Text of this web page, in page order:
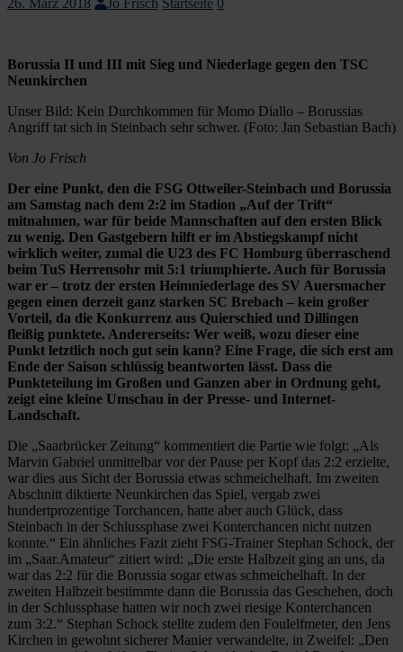
Borussia II und III mit Sieg und Niederlage gegen den TSC
Neunkirchen
Unser Bild: Kein Durchkommen für Momo Diallo – Borussias
Angriff tat sich in Steinbach sehr schwer. (Foto: Jan Sebastian Bach)
Von Jo Frisch
Der eine Punkt, den die FSG Ottweiler-Steinbach und Borussia
am Samstag nach dem 2:2 im Stadion „Auf der Trift“
mitnahmen, war für beide Mannschaften auf den ersten Blick
zu wenig. Den Gastgebern hilft er im Abstiegskampf nicht
wirklich weiter, zumal die U23 des FC Homburg überraschend
beim TuS Herrensohr mit 5:1 triumphierte. Auch für Borussia
war er – trotz der ersten Heimniederlage des SV Auersmacher
gegen einen derzeit ganz starken SC Brebach – kein großer
Vorteil, da die Konkurrenz aus Quierschied und Dillingen
fleißig punktete. Andererseits: Wer weiß, wozu dieser eine
Punkt letztlich noch gut sein kann? Eine Frage, die sich erst am
Ende der Saison schlüssig beantworten lässt. Dass die
Punkteteilung im Großen und Ganzen aber in Ordnung geht,
zeigt eine kleine Umschau in der Presse- und Internet-
Landschaft.
Die „Saarbrücker Zeitung“ kommentiert die Partie wie folgt: „Als
Marvin Gabriel unmittelbar vor der Pause per Kopf das 2:2 erzielte,
war dies aus Sicht der Borussia etwas schmeichelhaft. Im zweiten
Abschnitt diktierte Neunkirchen das Spiel, vergab zwei
hundertprozentige Torchancen, hatte aber auch Glück, dass
Steinbach in der Schlussphase zwei Konterchancen nicht nutzen
konnte.“ Ein ähnliches Fazit zieht FSG-Trainer Stephan Schock, der
im „Saar.Amateur“ zitiert wird: „Die erste Halbzeit ging an uns, da
war das 2:2 für die Borussia sogar etwas schmeichelhaft. In der
zweiten Halbzeit bestimmte dann die Borussia das Geschehen, doch
in der Schlussphase hatten wir noch zwei riesige Konterchancen
zum 3:2.“ Stephan Schock stellte zudem den Foulelfmeter, den Jens
Kirchen in gewohnt sicherer Manier verwandelte, in Zweifel: „Den